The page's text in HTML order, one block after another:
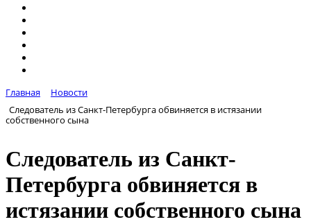
Главная
Новости
Следователь из Санкт-Петербурга обвиняется в истязании
собственного сына
Следователь из Санкт-
Петербурга обвиняется в
истязании собственного сына